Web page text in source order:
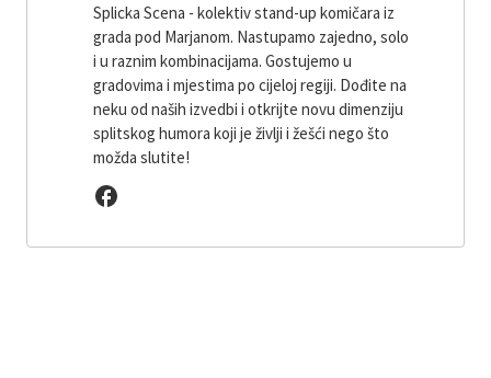
Splicka Scena - kolektiv stand-up komičara iz
grada pod Marjanom. Nastupamo zajedno, solo
i u raznim kombinacijama. Gostujemo u
gradovima i mjestima po cijeloj regiji. Dođite na
neku od naših izvedbi i otkrijte novu dimenziju
splitskog humora koji je življi i žešći nego što
možda slutite!